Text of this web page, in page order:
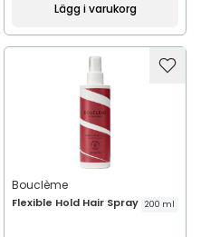
Lägg i varukorg
Bouclème
Flexible Hold Hair Spray 200 ml